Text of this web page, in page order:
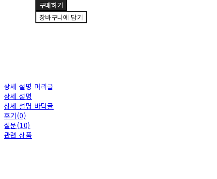
구매하기
장바구니에 담기
상세 설명 머리글
상세 설명
상세 설명 바닥글
후기(0)
질문(10)
관련 상품